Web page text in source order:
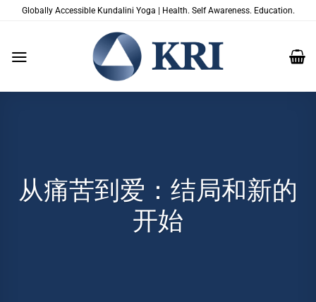
Globally Accessible Kundalini Yoga | Health. Self Awareness. Education.
从痛苦到爱：结局和新的
开始